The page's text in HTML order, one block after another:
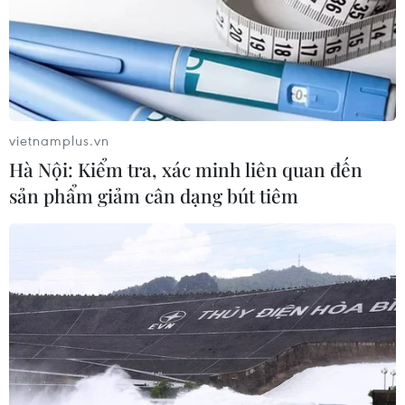
04/08/2026 23:03
Bứt phá trước "tháng Ngâu": Hãng xe đồng loạt
bung chiêu kích cầu đa dạng
04/08/2026 04:29
Ôtô Trung Quốc có tạo nên “làn sóng tràn” tại châu
Âu?
04/08/2026 00:17
Châu Phi tận dụng lợi thế quang điện cho ngành xe
03/08/2026 09:46
Thiếu tài xế, khoảng 25-30% xe đầu kéo phải nằm
bãi
02/08/2026 09:42
vietnamplus.vn
Hà Nội: Kiểm tra, xác minh liên quan đến
sản phẩm giảm cân dạng bút tiêm